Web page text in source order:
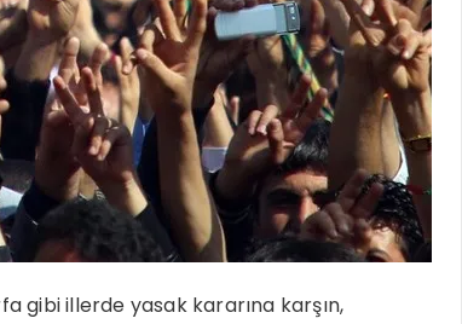
gibi illerde yasak kararına karşın,